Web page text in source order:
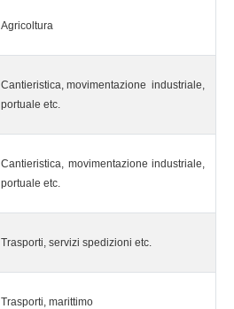
Agricoltura
Cantieristica, movimentazione industriale,
portuale etc.
Cantieristica, movimentazione industriale,
portuale etc.
Trasporti, servizi spedizioni etc.
Trasporti, marittimo